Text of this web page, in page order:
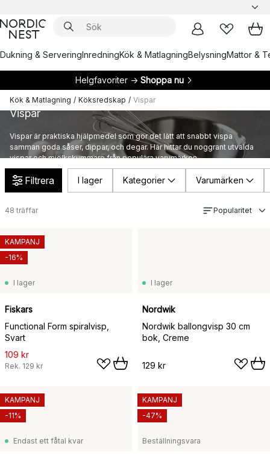
Dukning & ServeringInredningKök & MatlagningBelysningMattor &
Helgfavoriter → Shoppa nu
Kök & Matlagning / Köksredskap / Vispar
Vispar
Vispar är praktiska hjälpmedel som gör det lätt att snabbt vispa
samman goda såser, dippar, och degar. Här hittar du noggrant utvalda
vispar och mjölkskummare från populära varumärken.
Filtrera I lager Kategorier Varumärken
48 träffar Popularitet
I lager
Fiskars
Functional Form spiralvisp,
Svart
109 kr
Rek. 129 kr
KAMPANJ
-16%
I lager
Nordwik
Nordwik ballongvisp 30 cm
bok, Creme
129 kr
Endast ett fåtal kvar
KAMPANJ
-11%
Beställningsvara
KAMPANJ
-47%